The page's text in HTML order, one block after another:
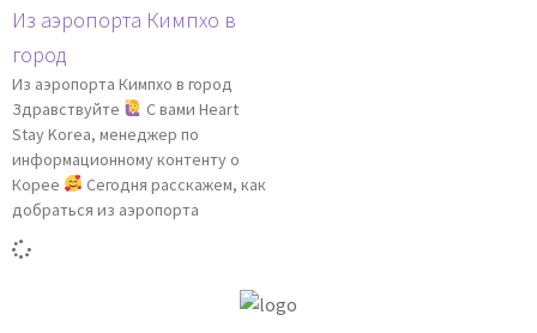
Из аэропорта Кимпхо в
город
Из аэропорта Кимпхо в город
Здравствуйте
С вами Heart
Stay Korea, менеджер по
информационному контенту о
Корее
Сегодня расскажем, как
добраться из аэропорта